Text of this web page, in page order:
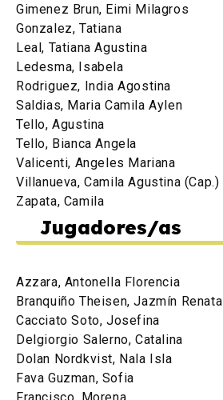
Gimenez Brun, Eimi Milagros
Gonzalez, Tatiana
Leal, Tatiana Agustina
Ledesma, Isabela
Rodriguez, India Agostina
Saldias, Maria Camila Aylen
Tello, Agustina
Tello, Bianca Angela
Valicenti, Angeles Mariana
Villanueva, Camila Agustina (Cap.)
Zapata, Camila
Jugadores/as
Azzara, Antonella Florencia
Branquiño Theisen, Jazmín Renata
Cacciato Soto, Josefina
Delgiorgio Salerno, Catalina
Dolan Nordkvist, Nala Isla
Fava Guzman, Sofia